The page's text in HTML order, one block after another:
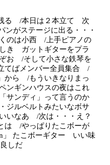
る /本日は２本立て 次
がステージに出る・・・
のは小西 /上手ピアノの
き ガットギターをプラ
お /そして小さな鉄琴を
てばメンバー全員集合 /
から /もういきなりまっ
ンギンハウスの夜はこれ
ンディ」って言うのか
ジルベルトみたいなボサ
いなあ /次は・・・え？
は /やっぱりたこボーが
」 たこボーギター いい味
しだ